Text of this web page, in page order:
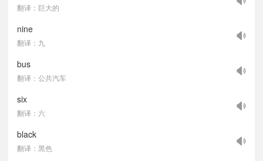
翻译：巨大的
nine
翻译：九
bus
翻译：公共汽车
six
翻译：六
black
翻译：黑色